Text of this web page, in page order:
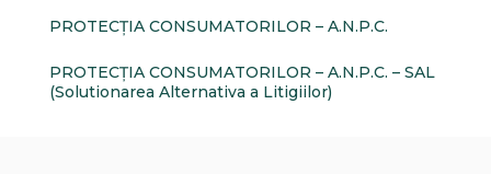
PROTECŢIA CONSUMATORILOR – A.N.P.C.
PROTECŢIA CONSUMATORILOR – A.N.P.C. – SAL
(Solutionarea Alternativa a Litigiilor)